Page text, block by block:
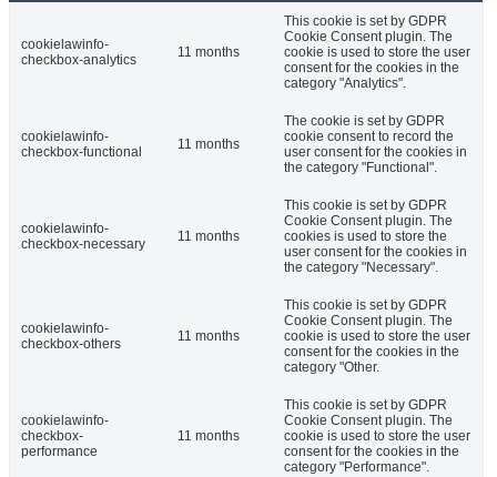
cookielawinfo-
checkbox-analytics
11 months
This cookie is set by GDPR
Cookie Consent plugin. The
cookie is used to store the user
consent for the cookies in the
category "Analytics".
cookielawinfo-
checkbox-functional
11 months
The cookie is set by GDPR
cookie consent to record the
user consent for the cookies in
the category "Functional".
cookielawinfo-
checkbox-necessary
11 months
This cookie is set by GDPR
Cookie Consent plugin. The
cookies is used to store the
user consent for the cookies in
the category "Necessary".
cookielawinfo-
checkbox-others
11 months
This cookie is set by GDPR
Cookie Consent plugin. The
cookie is used to store the user
consent for the cookies in the
category "Other.
cookielawinfo-
checkbox-
performance
11 months
This cookie is set by GDPR
Cookie Consent plugin. The
cookie is used to store the user
consent for the cookies in the
category "Performance".